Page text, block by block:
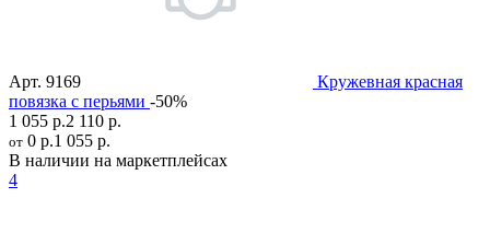
Арт. 9169
Кружевная красная
повязка с перьями -50%
1 055 р.2 110 р.
от 0 р.1 055 р.
В наличии на маркетплейсах
4